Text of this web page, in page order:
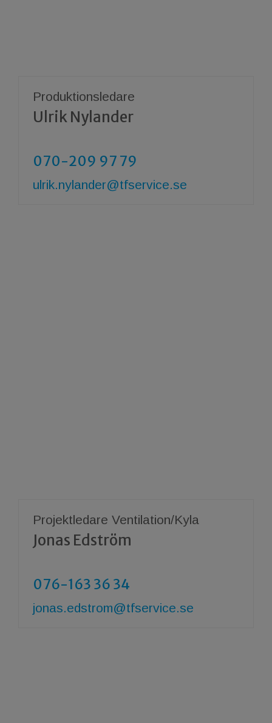
Produktionsledare
Ulrik Nylander
070-209 97 79
​​​​​​​ulrik.nylander@tfservice.se
Projektledare Ventilation/Kyla
Jonas Edström
076-163 36 34
​​​​​​​jonas.edstrom@tfservice.se